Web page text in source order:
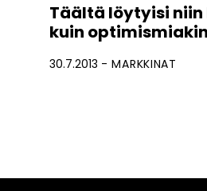
Täältä löytyisi
kuin optimismiakin
30.7.2013 MARKKINAT